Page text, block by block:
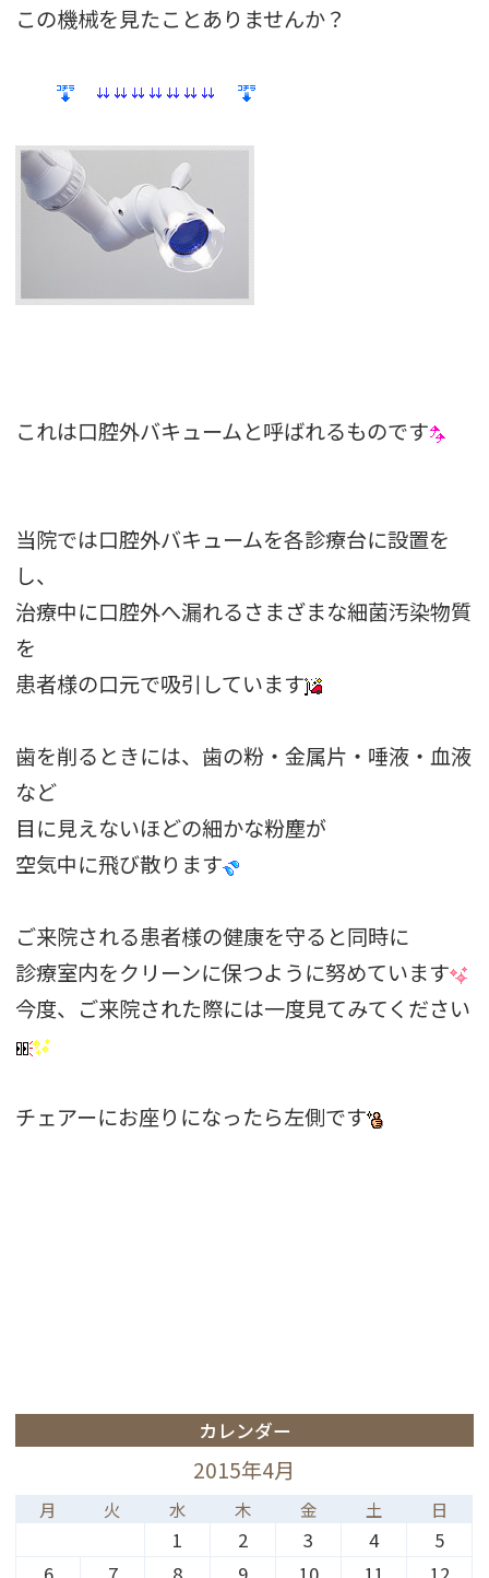
この機械を見たことありませんか？
これは口腔外バキュームと呼ばれるものです
当院では口腔外バキュームを各診療台に設置を
し、
治療中に口腔外へ漏れるさまざまな細菌汚染物質
を
患者様の口元で吸引しています
歯を削るときには、歯の粉・金属片・唾液・血液
など
目に見えないほどの細かな粉塵が
空気中に飛び散ります
ご来院される患者様の健康を守ると同時に
診療室内をクリーンに保つように努めています
今度、ご来院された際には一度見てみてください
チェアーにお座りになったら左側です
カレンダー
2015年4月
月 火 水 木 金 土 日
1 2 3 4
5